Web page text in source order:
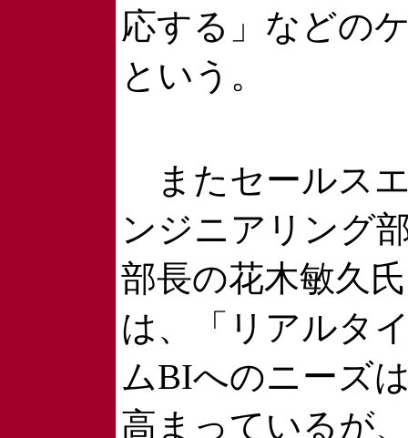
応する」などの
という。
またセールス
ンジニアリング
部長の花木敏久氏
は、「リアルタ
ムBIへのニーズ
高まっているが